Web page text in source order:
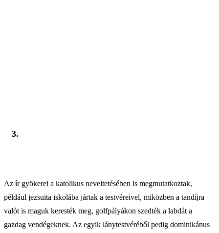
3.
Az ír gyökerei a katolikus neveltetésében is megmutatkoztak,
például jezsuita iskolába jártak a testvéreivel, miközben a tandíjra
valót is maguk keresték meg, golfpályákon szedték a labdát a
gazdag vendégeknek. Az egyik lánytestvéréből pedig dominikánus